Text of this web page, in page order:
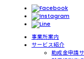
事業所案内
サービス紹介
助成金申請